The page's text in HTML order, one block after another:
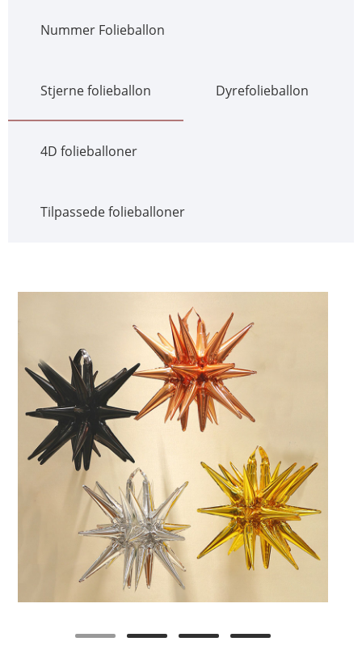
Nummer Folieballon
Stjerne folieballon Dyrefolieballon
4D folieballoner
Tilpassede folieballoner